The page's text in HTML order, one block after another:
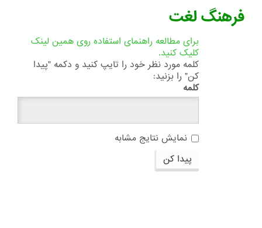
فرهنگ لغت
برای مطالعه راهنمای استفاده روی همین لینک
کلیک کنید.
کلمه مورد نظر خود را تایپ کنید و دکمه "پیدا
کن" را بزنید:
کلمه
نمایش نتایج مشابه
پیدا کن